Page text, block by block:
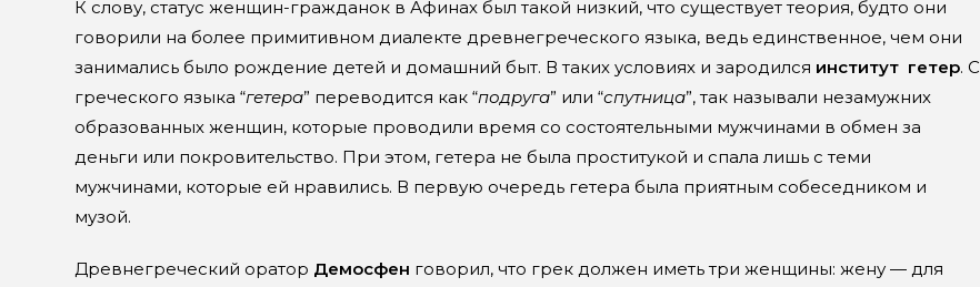
К слову, статус женщин-гражданок в Афинах был такой низкий, что существует теория, будто они
говорили на более примитивном диалекте древнегреческого языка, ведь единственное, чем они
занимались было рождение детей и домашний быт. В таких условиях и зародился институт гетер. С
греческого языка “гетера” переводится как “подруга” или “спутница”, так называли незамужних
образованных женщин, которые проводили время со состоятельными мужчинами в обмен за
деньги или покровительство. При этом, гетера не была проститукой и спала лишь с теми
мужчинами, которые ей нравились. В первую очередь гетера была приятным собеседником и
музой.
Древнегреческий оратор Демосфен говорил, что грек должен иметь три женщины: жену — для